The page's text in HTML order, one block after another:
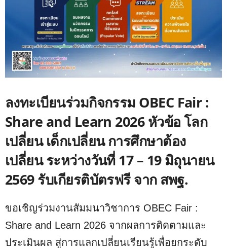
ลงทะเบียนร่วมกิจกรรม OBEC Fair :
Share and Learn 2026 หัวข้อ โลก
เปลี่ยน เด็กเปลี่ยน การศึกษาต้อง
เปลี่ยน ระหว่างวันที่ 17 – 19 มิถุนายน
2569 รับเกียรติบัตรฟรี จาก สพฐ.
ขอเชิญร่วมงานสัมมนาวิชาการ OBEC Fair :
Share and Learn 2026 จากผลการติดตามและ
ประเมินผล สู่การแลกเปลี่ยนเรียนรู้เพื่อยกระดับ